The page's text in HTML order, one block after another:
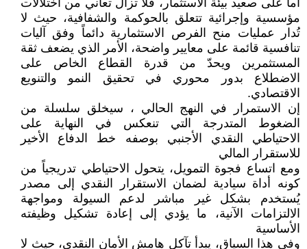
أما على صعيد بيئة الاستثمار، فلا تزال تعاني من اختلالات
مؤسسية وإجرائية تتعلق بالحوكمة والشفافية، حيث لا
تُدار عمليات منح الفرص الاستثمارية دائماً وفق آليات
تنافسية قائمة على معايير واضحة، الأمر الذي يضعف ثقة
المستثمرين ويحدّ من قدرة القطاع الخاص على
الاضطلاع بدور محوري في تحقيق النمو والتنويع
الاقتصادي.
إن الاستمرار في النهج الحالي ، سيخلق سلسلة من
الضغوط المتدرجة التي تنعكس في النهاية على
الاحتياطي النقدي الأجنبي بوصفه خط الدفاع الأخير
للاستقرار المالي
ومع اتساع فجوة التمويل، يتحول الاحتياطي تدريجياً من
كونه أداة سيادية لضمان الاستقرار النقدي إلى مصدر
يُستخدم بشكل غير مباشر لدعم السيولة ومواجهة
الالتزامات الآنية، ما يؤدي إلى إعادة تشكيل وظيفته
الأساسية
وفي هذا السياق، يبدأ تآكل هامش الأمان النقدي، حيث لا